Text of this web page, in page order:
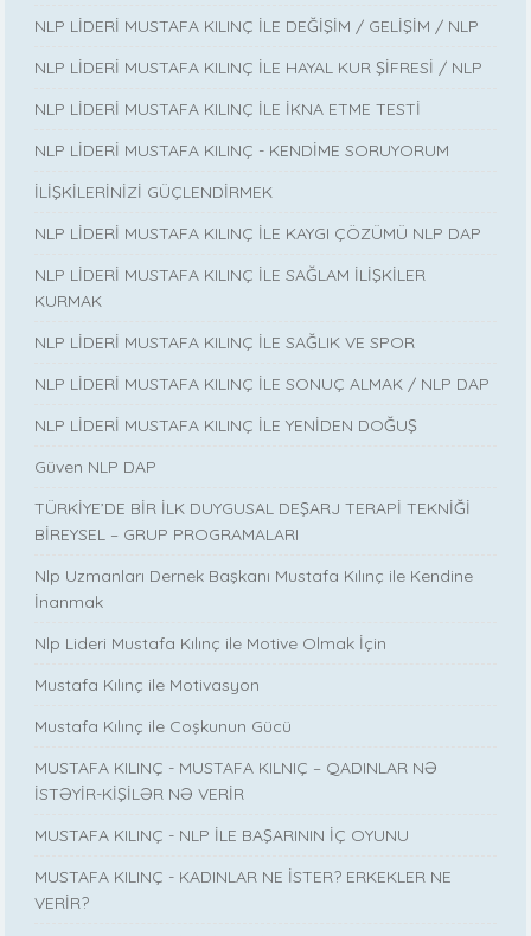
NLP LİDERİ MUSTAFA KILINÇ İLE DEĞİŞİM / GELİŞİM / NLP
NLP LİDERİ MUSTAFA KILINÇ İLE HAYAL KUR ŞİFRESİ / NLP
NLP LİDERİ MUSTAFA KILINÇ İLE İKNA ETME TESTİ
NLP LİDERİ MUSTAFA KILINÇ - KENDİME SORUYORUM
İLİŞKİLERİNİZİ GÜÇLENDİRMEK
NLP LİDERİ MUSTAFA KILINÇ İLE KAYGI ÇÖZÜMÜ NLP DAP
NLP LİDERİ MUSTAFA KILINÇ İLE SAĞLAM İLİŞKİLER
KURMAK
NLP LİDERİ MUSTAFA KILINÇ İLE SAĞLIK VE SPOR
NLP LİDERİ MUSTAFA KILINÇ İLE SONUÇ ALMAK / NLP DAP
NLP LİDERİ MUSTAFA KILINÇ İLE YENİDEN DOĞUŞ
Güven NLP DAP
TÜRKİYE’DE BİR İLK DUYGUSAL DEŞARJ TERAPİ TEKNİĞİ
BİREYSEL – GRUP PROGRAMALARI
Nlp Uzmanları Dernek Başkanı Mustafa Kılınç ile Kendine
İnanmak
Nlp Lideri Mustafa Kılınç ile Motive Olmak İçin
Mustafa Kılınç ile Motivasyon
Mustafa Kılınç ile Coşkunun Gücü
MUSTAFA KILINÇ - MUSTAFA KILNIÇ – QADINLAR NƏ
İSTƏYİR-KİŞİLƏR NƏ VERİR
MUSTAFA KILINÇ - NLP İLE BAŞARININ İÇ OYUNU
MUSTAFA KILINÇ - KADINLAR NE İSTER? ERKEKLER NE
VERİR?